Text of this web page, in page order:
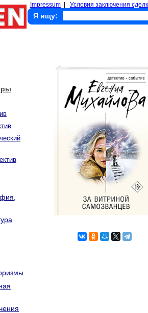
Impressum Условия заключения
Я ищу: